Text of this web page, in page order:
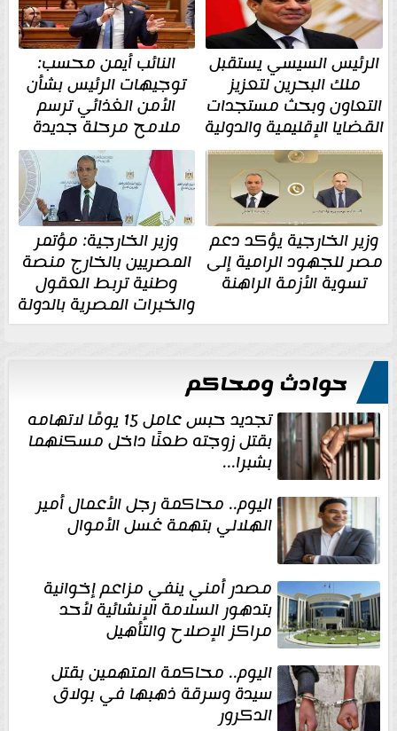
الرئيس السيسي يستقبل
ملك البحرين لتعزيز
التعاون وبحث مستجدات
القضايا الإقليمية والدولية
النائب أيمن محسب:
توجيهات الرئيس بشأن
الأمن الغذائي ترسم
ملامح مرحلة جديدة
وزير الخارجية يؤكد دعم
مصر للجهود الرامية إلى
تسوية الأزمة الراهنة
وزير الخارجية: مؤتمر
المصريين بالخارج منصة
وطنية تربط العقول
والخبرات المصرية بالدولة
حوادث ومحاكم
تجديد حبس عامل 15 يومًا لاتهامه
بقتل زوجته طعنًا داخل مسكنهما
بشبرا...
اليوم.. محاكمة رجل الأعمال أمير
الهلالي بتهمة غسل الأموال
مصدر أمني ينفي مزاعم إخوانية
بتدهور السلامة الإنشائية لأحد
مراكز الإصلاح والتأهيل
اليوم.. محاكمة المتهمين بقتل
سيدة وسرقة ذهبها في بولاق
الدكرور